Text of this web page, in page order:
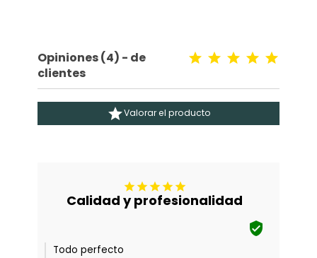
Opiniones (4) - de
clientes
Valorar el producto
    
Calidad y profesionalidad

Todo perfecto